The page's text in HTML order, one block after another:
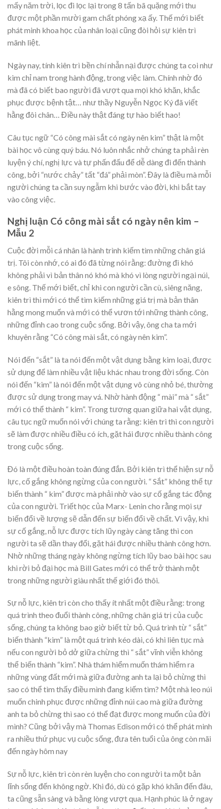
mấy năm trời, lọc đi lọc lại trong 8 tấn bã quặng mới thu
được một phần mười gam chất phóng xạ ấy. Thế mới biết
phát minh khoa học của nhân loại cũng đòi hỏi sự kiên trì
mãnh liệt.
Ngày nay, tính kiên trì bền chí nhẫn nại được chúng ta coi như
kim chỉ nam trong hành động, trong việc làm. Chính nhờ đó
mà đã có biết bao người đã vượt qua mọi khó khăn, khắc
phục được bệnh tật… như thầy Nguyễn Ngọc Ký đã viết
hằng đôi chân… Điều này thật đáng tự hào biết hao!
Câu tục ngữ “Có công mài sắt có ngày nên kim” thật là một
bài học vô cùng quý báu. Nó luôn nhắc nhở chúng ta phải rèn
luyện ý chí, nghị lực và tự phấn đấu để dễ dàng đi đến thành
công, bởi “nước chảy” tất “đá” phải mòn”. Đây là điều mà mỗi
người chúng ta cần suy ngẫm khi bước vào đời, khi bắt tay
vào công việc.
Nghị luận Có công mài sắt có ngày nên kim –
Mẫu 2
Cuộc đời mỗi cá nhân là hành trình kiếm tìm những chân giá
trị. Tôi còn nhớ, có ai đó đã từng nói rằng: đường đi khó
không phải vì bản thân nó khó mà khó vì lòng người ngại núi,
e sông. Thế mới biết, chỉ khi con người cần cù, siêng năng,
kiên trì thì mới có thể tìm kiếm những giá trị mà bản thân
hằng mong muốn và mới có thể vươn tới những thành công,
những đỉnh cao trong cuộc sống. Bởi vậy, ông cha ta mới
khuyên rằng “Có công mài sắt, có ngày nên kim”.
Nói đến “sắt” là ta nói đến một vật dụng bằng kim loại, được
sử dụng để làm nhiều vật liệu khác nhau trong đời sống. Còn
nói đến “kim” là nói đến một vật dụng vô cùng nhỏ bé, thường
được sử dụng trong may vá. Nhờ hành động “ mài” mà “ sắt”
mới có thể thành “ kim”. Trong tương quan giữa hai vật dụng,
câu tục ngữ muốn nói với chúng ta rằng: kiên trì thì con người
sẽ làm được nhiều điều có ích, gặt hái được nhiều thành công
trong cuộc sống.
Đó là một điều hoàn toàn đúng đắn. Bởi kiên trì thể hiện sự nỗ
lực, cố gắng không ngừng của con người. “ Sắt” không thể tự
biến thành “ kim” được mà phải nhờ vào sự cố gắng tác động
của con người. Triết học của Marx- Lenin cho rằng mọi sự
biến đổi về lượng sẽ dẫn đến sự biến đổi về chất. Vì vậy, khi
sự cố gắng, nỗ lực được tích lũy ngày càng tăng thì con
người ta sẽ dần thay đổi, gặt hái được nhiều thành công hơn.
Nhờ những tháng ngày không ngừng tích lũy bao bài học sau
khi rời bỏ đại học mà Bill Gates mới có thể trở thành một
trong những người giàu nhất thế giới đó thôi.
Sự nỗ lực, kiên trì còn cho thấy ít nhất một điều rằng: trong
quá trình theo đuổi thành công, những chân giá trị của cuộc
sống, chúng ta không bao giờ biết từ bỏ. Quá trình từ “ sắt”
biến thành “kim” là một quá trình kéo dài, có khi liên tục mà
nếu con người bỏ dở giữa chừng thì “ sắt” vĩnh viễn không
thể biến thành “kim”. Nhà thám hiểm muốn thám hiểm ra
những vùng đất mới mà giữa đường anh ta lại bỏ chừng thì
sao có thể tìm thấy điều mình đang kiếm tìm? Một nhà leo núi
muốn chinh phục được những đỉnh núi cao mà giữa đường
anh ta bỏ chừng thì sao có thể đạt được mong muốn của đời
mình? Cũng bởi vậy mà Thomas Edison mới có thể phát minh
ra nhiều thứ phục vụ cuộc sống, đưa tên tuổi của ông còn mãi
đến ngày hôm nay
Sự nỗ lực, kiên trì còn rèn luyện cho con người ta một bản
lĩnh sống đến không ngờ. Khi đó, dù có gặp khó khăn đến đâu,
ta cũng sẵn sàng và bằng lòng vượt qua. Hạnh phúc là ở ngay